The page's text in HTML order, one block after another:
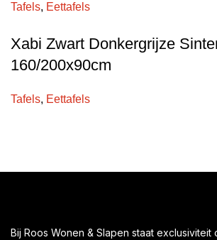
Tafels, Eettafels
Xabi Zwart Donkergrijze
160/200x90cm
Tafels, Eettafels
Bij Roos Wonen & Slapen staat exclusiviteit